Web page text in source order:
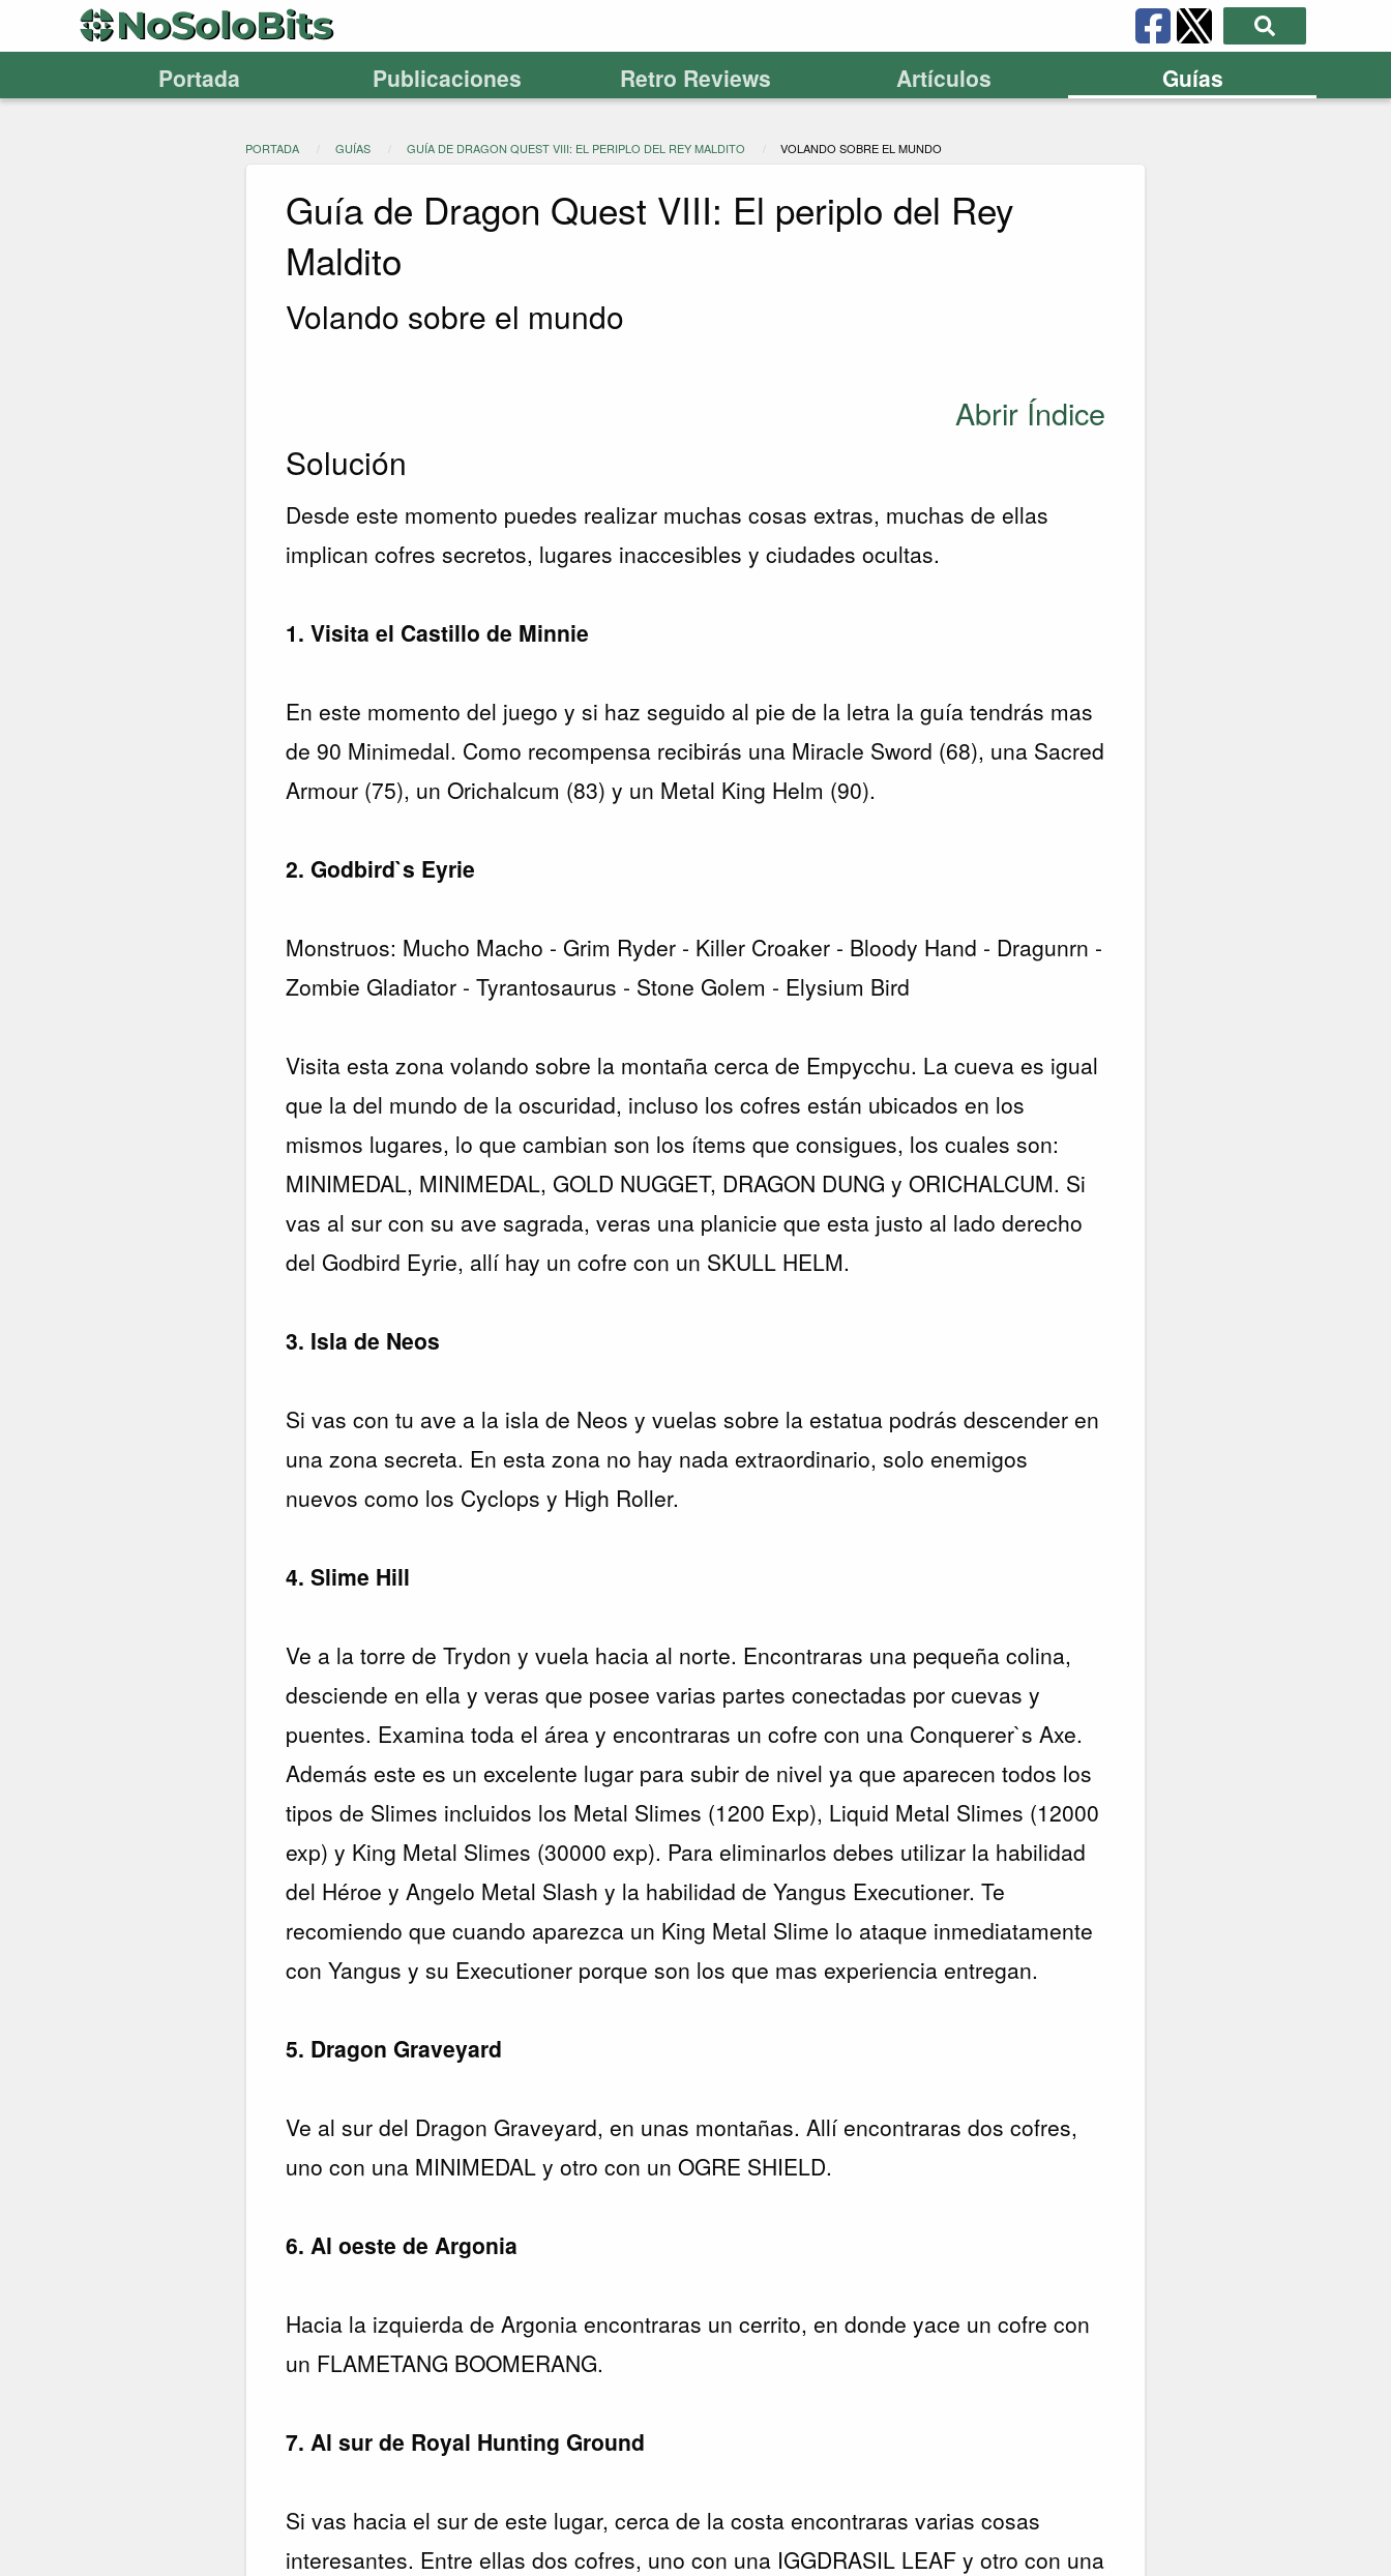
Portada Publicaciones Retro Reviews Artículos Guías
PORTADA GUÍAS GUÍA DE DRAGON QUEST VIII: EL PERIPLO DEL REY MALDITO VOLANDO SOBRE EL MUNDO
Guía de Dragon Quest VIII: El periplo del Rey
Maldito
Volando sobre el mundo
Abrir Índice
Solución
Desde este momento puedes realizar muchas cosas extras, muchas de ellas
implican cofres secretos, lugares inaccesibles y ciudades ocultas.
1. Visita el Castillo de Minnie
En este momento del juego y si haz seguido al pie de la letra la guía tendrás mas
de 90 Minimedal. Como recompensa recibirás una Miracle Sword (68), una Sacred
Armour (75), un Orichalcum (83) y un Metal King Helm (90).
2. Godbird`s Eyrie
Monstruos: Mucho Macho - Grim Ryder - Killer Croaker - Bloody Hand - Dragunrn -
Zombie Gladiator - Tyrantosaurus - Stone Golem - Elysium Bird
Visita esta zona volando sobre la montaña cerca de Empycchu. La cueva es igual
que la del mundo de la oscuridad, incluso los cofres están ubicados en los
mismos lugares, lo que cambian son los ítems que consigues, los cuales son:
MINIMEDAL, MINIMEDAL, GOLD NUGGET, DRAGON DUNG y ORICHALCUM. Si
vas al sur con su ave sagrada, veras una planicie que esta justo al lado derecho
del Godbird Eyrie, allí hay un cofre con un SKULL HELM.
3. Isla de Neos
Si vas con tu ave a la isla de Neos y vuelas sobre la estatua podrás descender en
una zona secreta. En esta zona no hay nada extraordinario, solo enemigos
nuevos como los Cyclops y High Roller.
4. Slime Hill
Ve a la torre de Trydon y vuela hacia al norte. Encontraras una pequeña colina,
desciende en ella y veras que posee varias partes conectadas por cuevas y
puentes. Examina toda el área y encontraras un cofre con una Conquerer`s Axe.
Además este es un excelente lugar para subir de nivel ya que aparecen todos los
tipos de Slimes incluidos los Metal Slimes (1200 Exp), Liquid Metal Slimes (12000
exp) y King Metal Slimes (30000 exp). Para eliminarlos debes utilizar la habilidad
del Héroe y Angelo Metal Slash y la habilidad de Yangus Executioner. Te
recomiendo que cuando aparezca un King Metal Slime lo ataque inmediatamente
con Yangus y su Executioner porque son los que mas experiencia entregan.
5. Dragon Graveyard
Ve al sur del Dragon Graveyard, en unas montañas. Allí encontraras dos cofres,
uno con una MINIMEDAL y otro con un OGRE SHIELD.
6. Al oeste de Argonia
Hacia la izquierda de Argonia encontraras un cerrito, en donde yace un cofre con
un FLAMETANG BOOMERANG.
7. Al sur de Royal Hunting Ground
Si vas hacia el sur de este lugar, cerca de la costa encontraras varias cosas
interesantes. Entre ellas dos cofres, uno con una IGGDRASIL LEAF y otro con una